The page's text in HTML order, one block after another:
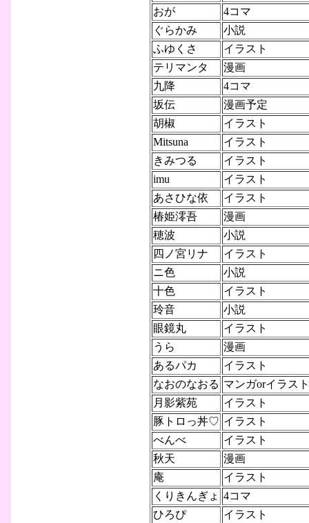
おが
4コマ
ぐらかみ
小説
ふゆくさ
イラスト
テリマンタ
漫画
九降
4コマ
坂伝
漫画予定
胡椒
イラスト
Mitsuna
イラスト
きみつる
イラスト
imu
イラスト
あさひな依
イラスト
椿姫澪吾
漫画
穂波
小説
四ノ宮リナ
イラスト
ニ色
小説
十色
イラスト
玲音
小説
眼鏡丸
イラスト
うら
漫画
あるパカ
イラスト
なおのなおる マンガorイラスト
月影紫苑
イラスト
豚トロっ丼♡ イラスト
べんべ
イラスト
秋天
漫画
庵
イラスト
くりきんぎょ 4コマ
ひろぴ
イラスト